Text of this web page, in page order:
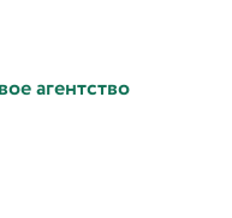
агентство